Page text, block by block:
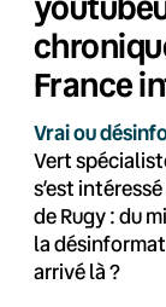
France
Vrai ou
Vert
s’est
de Rugy : du
la
arrivé là ?